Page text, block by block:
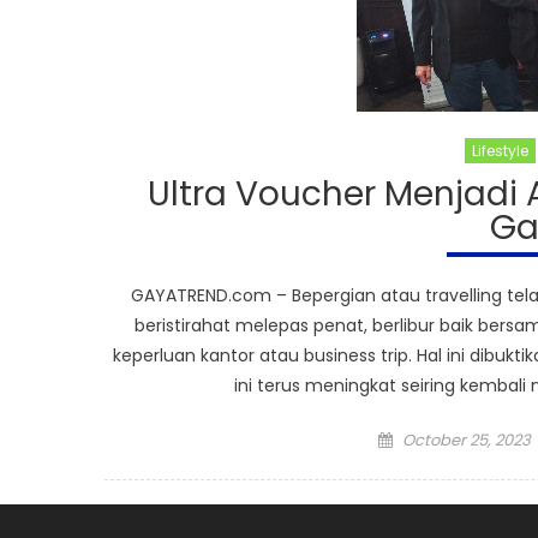
Lifestyle
Ultra Voucher Menjadi
GAYATREND.com – Bepergian atau travelling
beristirahat melepas penat, berlibur baik
keperluan kantor atau business trip. Hal ini
ini terus meningkat seiring kembali
Posted
October 25, 2023